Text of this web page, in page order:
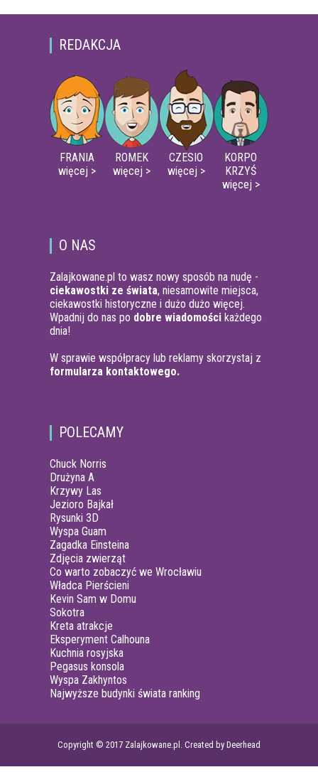
REDAKCJA
FRANIA
więcej >
ROMEK
więcej >
CZESIO
więcej >
KORPO
KRZYŚ
więcej >
O NAS
Zalajkowane.pl to wasz nowy sposób na nudę -
ciekawostki ze świata, niesamowite miejsca,
ciekawostki historyczne i dużo dużo więcej.
Wpadnij do nas po dobre wiadomości każdego
dnia!
W sprawie współpracy lub reklamy skorzystaj z
formularza kontaktowego.
POLECAMY
Chuck Norris
Drużyna A
Krzywy Las
Jezioro Bajkał
Rysunki 3D
Wyspa Guam
Zagadka Einsteina
Zdjęcia zwierząt
Co warto zobaczyć we Wrocławiu
Władca Pierścieni
Kevin Sam w Domu
Sokotra
Kreta atrakcje
Eksperyment Calhouna
Kuchnia rosyjska
Pegasus konsola
Wyspa Zakhyntos
Najwyższe budynki świata ranking
Copyright © 2017 Zalajkowane.pl. Created by Deerhead